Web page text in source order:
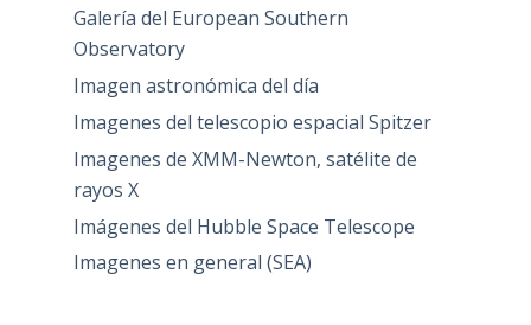
Galería del European Southern
Observatory
Imagen astronómica del día
Imagenes del telescopio espacial Spitzer
Imagenes de XMM-Newton, satélite de
rayos X
Imágenes del Hubble Space Telescope
Imagenes en general (SEA)